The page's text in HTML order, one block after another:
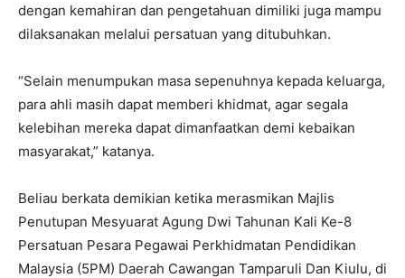
dengan kemahiran dan pengetahuan dimiliki juga mampu
dilaksanakan melalui persatuan yang ditubuhkan.
“Selain menumpukan masa sepenuhnya kepada keluarga,
para ahli masih dapat memberi khidmat, agar segala
kelebihan mereka dapat dimanfaatkan demi kebaikan
masyarakat,” katanya.
Beliau berkata demikian ketika merasmikan Majlis
Penutupan Mesyuarat Agung Dwi Tahunan Kali Ke-8
Persatuan Pesara Pegawai Perkhidmatan Pendidikan
Malaysia (5PM) Daerah Cawangan Tamparuli Dan Kiulu, di